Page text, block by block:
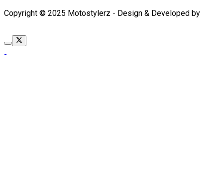
Copyright © 2025 Motostylerz - Design & Developed by